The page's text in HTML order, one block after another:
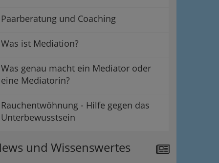
Paarberatung und Coaching
Was ist Mediation?
Was genau macht ein Mediator oder
eine Mediatorin?
Rauchentwöhnung - Hilfe gegen das
Unterbewusstsein
und Wissenswertes